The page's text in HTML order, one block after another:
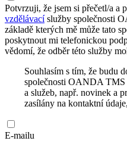
Potvrzuji, že jsem si přečetl/a a
vzdělávacíslužby společnosti
základě kterých mě může tato
poskytnout mi telefonickou
vědomí, že odběr této služby
Souhlasím s tím, že budu
společnosti OANDA
a služeb, např. novinek a
zasílány na kontaktní
E-mailu